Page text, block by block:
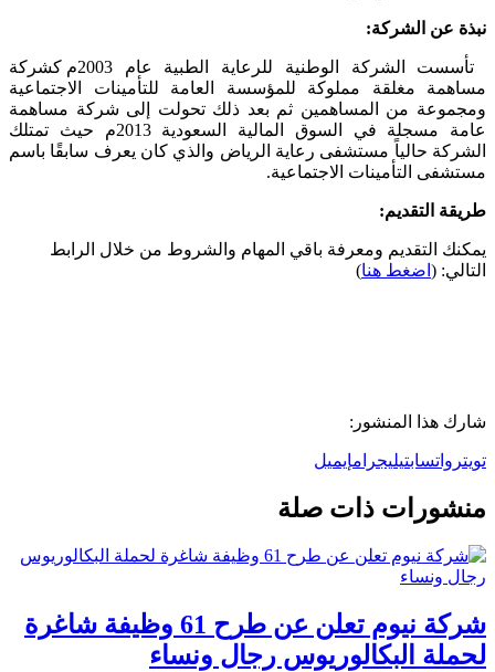
نبذة عن الشركة:
تأسست الشركة الوطنية للرعاية الطبية عام 2003م كشركة
مساهمة مغلقة مملوكة للمؤسسة العامة للتأمينات الاجتماعية
ومجموعة من المساهمين ثم بعد ذلك تحولت إلى شركة مساهمة
عامة مسجلة في السوق المالية السعودية 2013م حيث تمتلك
الشركة حالياً مستشفى رعاية الرياض والذي كان يعرف سابقًا باسم
مستشفى التأمينات الاجتماعية.
طريقة التقديم:
يمكنك التقديم ومعرفة باقي المهام والشروط من خلال الرابط
التالي: ( اضغط هنا)
شارك هذا المنشور:
تويتر واتسابتيليجرامإيميل
منشورات ذات صلة
شركة نيوم تعلن عن طرح 61 وظيفة شاغرة
لحملة البكالوريوس رجال ونساء